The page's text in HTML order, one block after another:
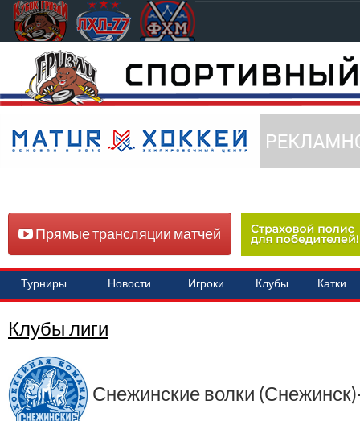
Прямые трансляции матчей
Турниры Новости Игроки Клубы Катки
Клубы лиги
Снежинские волки